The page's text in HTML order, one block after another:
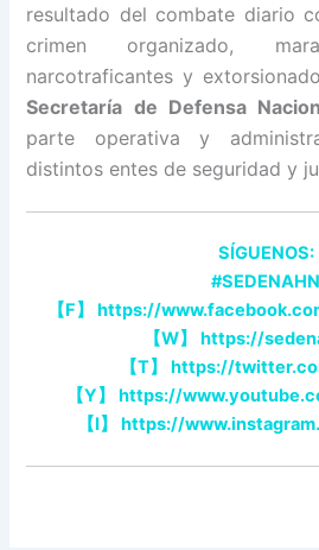
resultado del combate diario
crimen organizado,
narcotraficantes y
Secretaría de Defensa
parte operativa y
distintos entes de seguridad y
SÍGUENOS:
#SEDENAHN
【F】
https://
【W】
https://
【T】
https://
【Y】
https://
【I】 https://